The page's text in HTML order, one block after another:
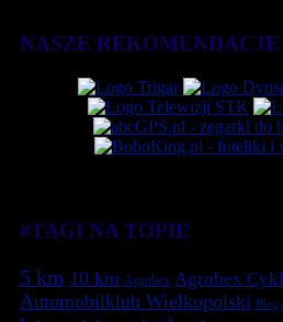
NASZE REKOMENDACJE
#TAGI NA TOPIE
5 km 10 km Agrobex Agrobex
Automobilklub Wielkopolski Bieg